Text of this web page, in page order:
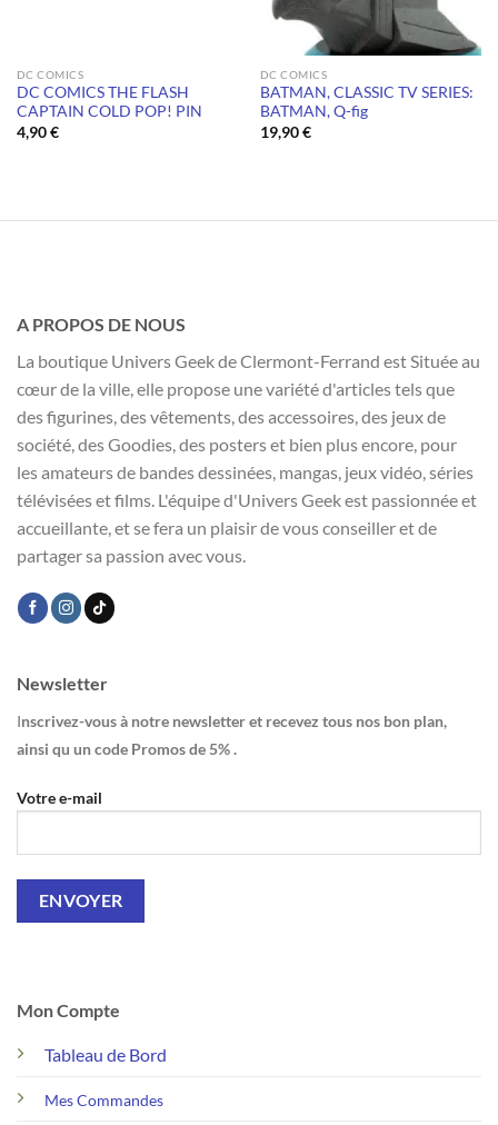
DC COMICS
DC COMICS THE FLASH
CAPTAIN COLD POP! PIN
4,90€
DC COMICS
BATMAN, CLASSIC TV SERIES:
BATMAN, Q-fig
19,90€
A PROPOS DE NOUS
La boutique Univers Geek de Clermont-Ferrand est Située au
cœur de la ville, elle propose une variété d'articles tels que
des figurines, des vêtements, des accessoires, des jeux de
société, des Goodies, des posters et bien plus encore, pour
les amateurs de bandes dessinées, mangas, jeux vidéo, séries
télévisées et films. L'équipe d'Univers Geek est passionnée et
accueillante, et se fera un plaisir de vous conseiller et de
partager sa passion avec vous.
Mon Compte
Tableau de Bord
Mes Commandes
Newsletter
Inscrivez-vous à notre newsletter et recevez tous nos bon plan,
ainsi qu un code Promos de 5% .
Votre e-mail